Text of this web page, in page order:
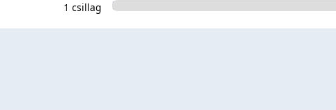
1 csillag